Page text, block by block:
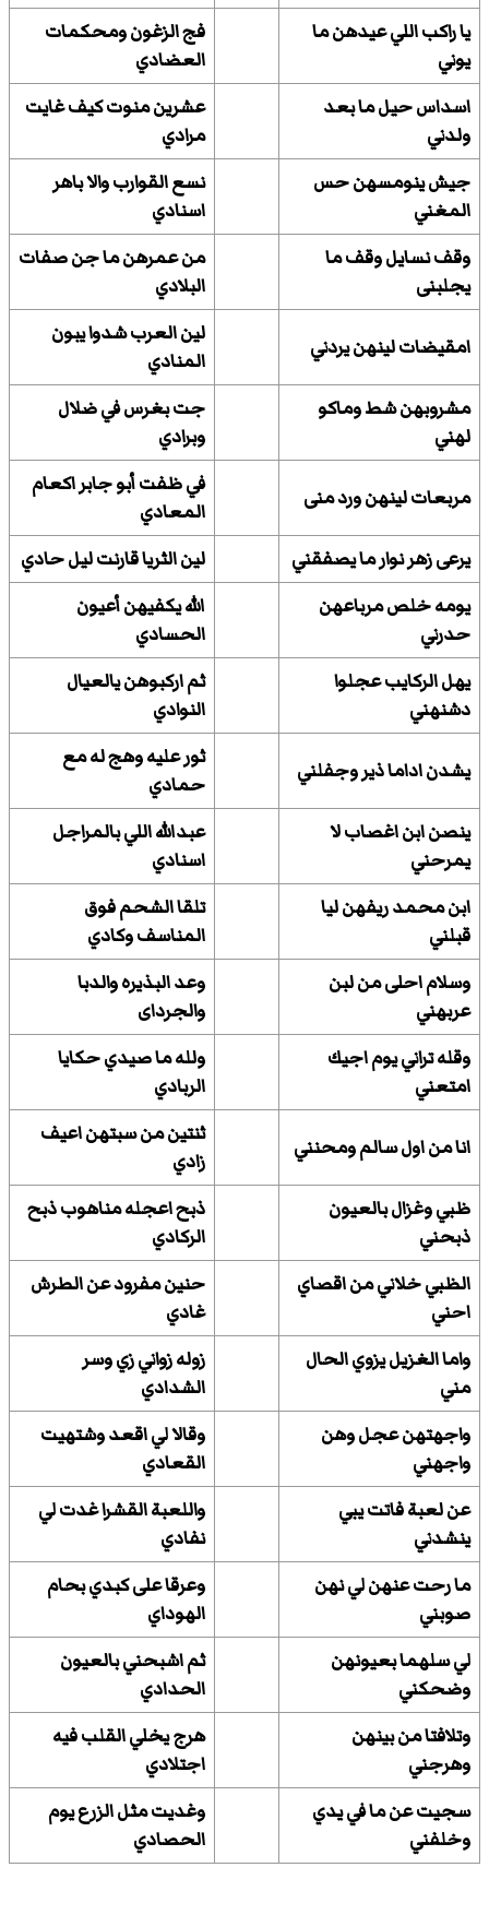
يا راكب اللي عيدهن ما
يوني
فج الزغون ومحكمات
العضادي
اسداس حيل ما بعد
ولدني
عشرين منوت كيف غايت
مرادي
جيش ينومسهن حس
المغني
نسع القوارب والا باهر
اسنادي
وقف نسايل وقف ما
يجلبنى
من عمرهن ما جن صفات
البلادي
امقيضات لينهن يردني
لين العرب شدوا يبون
المنادي
مشروبهن شط وماكو
لهني
جت بغرس في ضلال
وبرادي
مربعات لينهن ورد منى
في ظفت أبو جابر اكعام
المعادي
يرعى زهر نوار ما يصفقني
لين الثريا قارنت ليل حادي
يومه خلص مرباعهن
حدرني
الله يكفيهن أعيون
الحسادي
يهل الركايب عجلوا
دشنهني
ثم اركبوهن يالعيال
النوادي
يشدن اداما ذير وجفلني
ثور عليه وهج له مع
حمادي
ينصن ابن اغصاب لا
يمرحني
عبدالله اللي بالمراجل
اسنادي
ابن محمد ريفهن ليا
قبلني
تلقا الشحم فوق
المناسف وكادي
وسلام احلى من لبن
عربهني
وعد البذيره والدبا
والجرداى
وقله تراني يوم اجيك
امتعني
ولله ما صيدي حكايا
الربادي
انا من اول سالم ومحنني
ثنتين من سبتهن اعيف
زادي
ظبي وغزال بالعيون
ذبحني
ذبح اعجله مناهوب ذبح
الركادي
الظبي خلاني من اقصاي
احني
حنين مفرود عن الطرش
غادي
واما الغزيل يزوي الحال
مني
زوله زواني زي وسر
الشدادي
واجهتهن عجل وهن
واجهني
وقالا لي اقعد وشتهيت
القعادي
عن لعبة فاتت يبي
ينشدني
واللعبة القشرا غدت لي
نفادي
ما رحت عنهن لي نهن
صوبني
وعرقا على كبدي بحام
الهوداي
لي سلهما بعيونهن
وضحكني
ثم اشبحني بالعيون
الحدادي
وتلافتا من بينهن
وهرجني
هرج يخلي القلب فيه
اجتلادي
سجيت عن ما في يدي
وخلفني
وغديت مثل الزرع يوم
الحصادي